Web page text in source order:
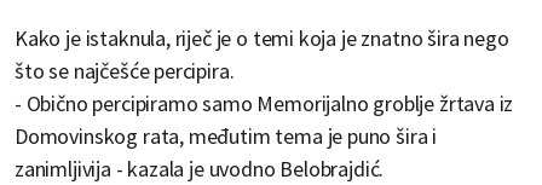
Kako je istaknula, riječ je o temi koja je znatno šira nego
što se najčešće percipira.
- Obično percipiramo samo Memorijalno groblje žrtava iz
Domovinskog rata, međutim tema je puno šira i
zanimljivija - kazala je uvodno Belobrajdić.